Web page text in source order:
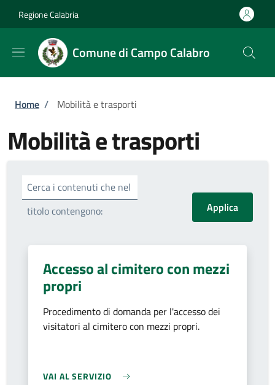
Regione Calabria
Comune di Campo Calabro
Briciole di pane
Home / Mobilità e trasporti
Mobilità e trasporti
Cerca i contenuti che nel
titolo contengono:
Accesso al cimitero con mezzi
propri
Procedimento di domanda per l'accesso dei
visitatori al cimitero con mezzi propri.
VAI AL SERVIZIO